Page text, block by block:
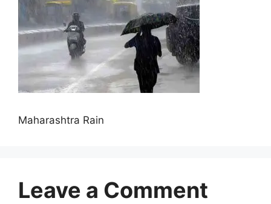
Maharashtra Rain
Leave a Comment